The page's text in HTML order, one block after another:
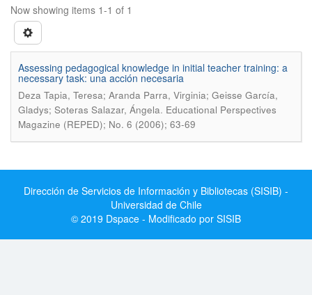
Now showing items 1-1 of 1
Assessing pedagogical knowledge in initial teacher training: a
necessary task: una acción necesaria
Deza Tapia, Teresa; Aranda Parra, Virginia; Geisse García,
Gladys; Soteras Salazar, Ángela. Educational Perspectives
Magazine (REPED); No. 6 (2006); 63-69
Dirección de Servicios de Información y Bibliotecas (SISIB) -
Universidad de Chile
© 2019 Dspace - Modificado por SISIB